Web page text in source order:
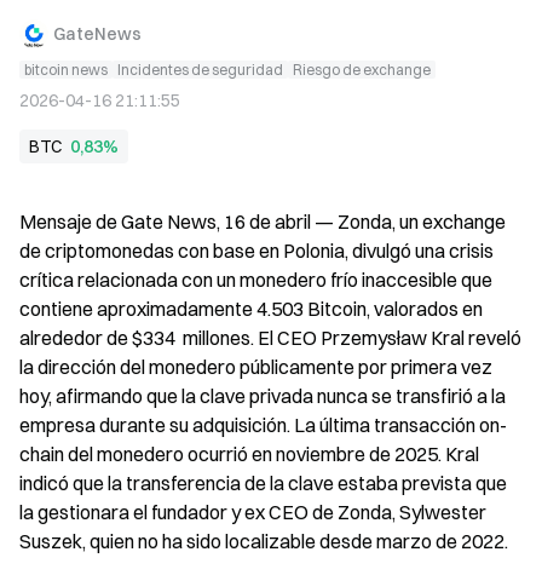
GateNews
bitcoin news Incidentes de seguridad Riesgo de exchange
2026-04-16 21:11:55
BTC 0,83%
Mensaje de Gate News, 16 de abril — Zonda, un exchange
de criptomonedas con base en Polonia, divulgó una crisis
crítica relacionada con un monedero frío inaccesible que
contiene aproximadamente 4.503 Bitcoin, valorados en
alrededor de $334  millones. El CEO Przemysław Kral reveló
la dirección del monedero públicamente por primera vez
hoy, afirmando que la clave privada nunca se transfirió a la
empresa durante su adquisición. La última transacción on-
chain del monedero ocurrió en noviembre de 2025. Kral
indicó que la transferencia de la clave estaba prevista que
la gestionara el fundador y ex CEO de Zonda, Sylwester
Suszek, quien no ha sido localizable desde marzo de 2022.